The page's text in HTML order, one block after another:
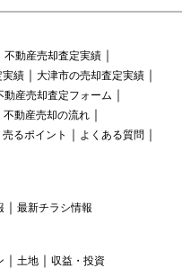
不動産売却査定実績
実績
大津市の売却査定実績
動産売却査定フォーム
不動産売却の流れ
るポイント
よくある質問
最新チラシ情報
土地 収益・投資